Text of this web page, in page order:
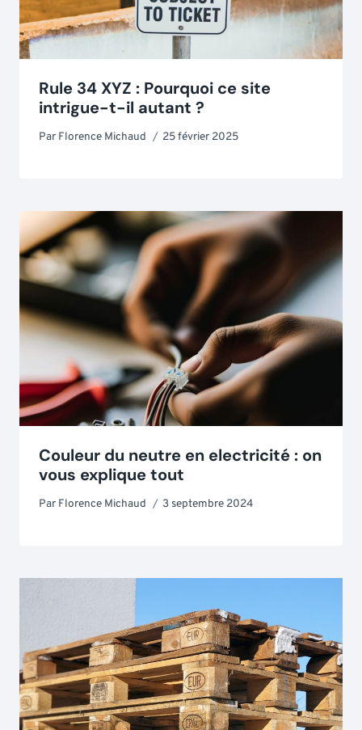
Rule 34 XYZ : Pourquoi ce site
intrigue-t-il autant ?
Par Florence Michaud 25 février 2025
Couleur du neutre en electricité : on
vous explique tout
Par Florence Michaud 3 septembre 2024